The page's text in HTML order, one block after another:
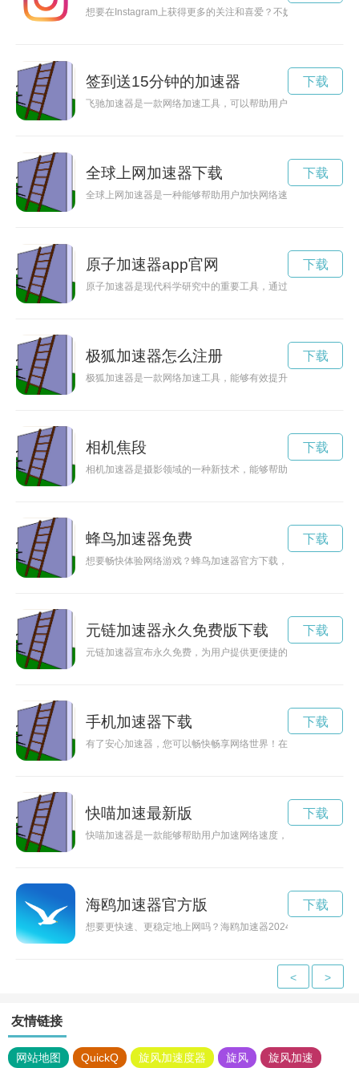
想要在Instagram上获得更多的关注和喜爱？不妨试试这5个加
签到送15分钟的加速器
飞驰加速器是一款网络加速工具，可以帮助用户在网络环境不
下载
全球上网加速器下载
全球上网加速器是一种能够帮助用户加快网络速度、提升上网
下载
原子加速器app官网
原子加速器是现代科学研究中的重要工具，通过加速原子核粒
下载
极狐加速器怎么注册
极狐加速器是一款网络加速工具，能够有效提升用户在互联网
下载
相机焦段
相机加速器是摄影领域的一种新技术，能够帮助摄影师提升工
下载
蜂鸟加速器免费
想要畅快体验网络游戏？蜂鸟加速器官方下载，让您的网络速
下载
元链加速器永久免费版下载
元链加速器宣布永久免费，为用户提供更便捷的网络加速服务。
下载
手机加速器下载
有了安心加速器，您可以畅快畅享网络世界！在官网下载安装
下载
快喵加速最新版
快喵加速器是一款能够帮助用户加速网络速度，提供更流畅网
下载
海鸥加速器官方版
想要更快速、更稳定地上网吗？海鸥加速器2024免费版已经推
下载
< >
友情链接
网站地图 QuickQ 旋风加速度器 旋风 旋风加速